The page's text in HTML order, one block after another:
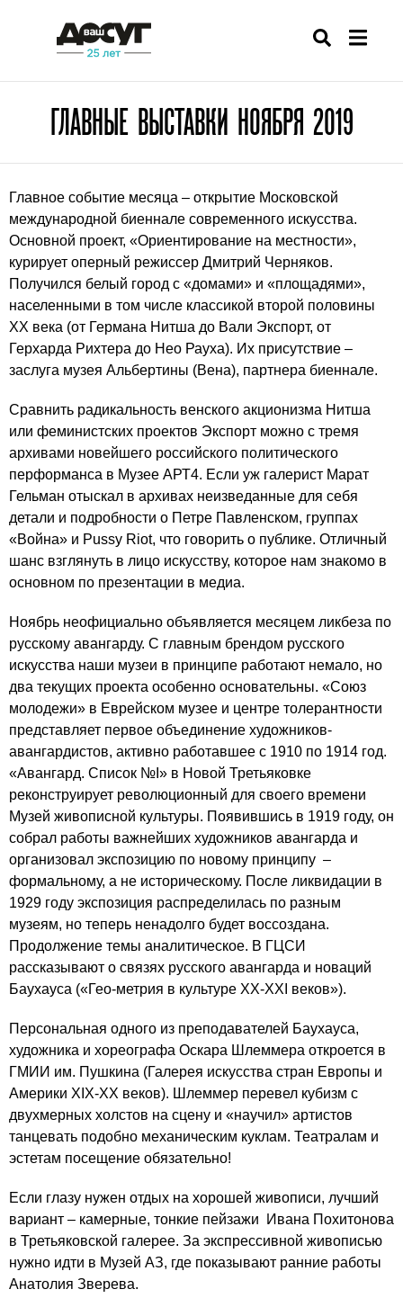
ГЛАВНЫЕ ВЫСТАВКИ НОЯБРЯ 2019
Главное событие месяца – открытие Московской
международной биеннале современного искусства.
Основной проект, «Ориентирование на местности»,
курирует оперный режиссер Дмитрий Черняков.
Получился белый город с «домами» и «площадями»,
населенными в том числе классикой второй половины
XX века (от Германа Нитша до Вали Экспорт, от
Герхарда Рихтера до Нео Рауха). Их присутствие –
заслуга музея Альбертины (Вена), партнера биеннале.
Сравнить радикальность венского акционизма Нитша
или феминистских проектов Экспорт можно с тремя
архивами новейшего российского политического
перформанса в Музее АРТ4. Если уж галерист Марат
Гельман отыскал в архивах неизведанные для себя
детали и подробности о Петре Павленском, группах
«Война» и Pussy Riot, что говорить о публике. Отличный
шанс взглянуть в лицо искусству, которое нам знакомо в
основном по презентации в медиа.
Ноябрь неофициально объявляется месяцем ликбеза по
русскому авангарду. С главным брендом русского
искусства наши музеи в принципе работают немало, но
два текущих проекта особенно основательны. «Союз
молодежи» в Еврейском музее и центре толерантности
представляет первое объединение художников-
авангардистов, активно работавшее с 1910 по 1914 год.
«Авангард. Список №I» в Новой Третьяковке
реконструирует революционный для своего времени
Музей живописной культуры. Появившись в 1919 году, он
собрал работы важнейших художников авангарда и
организовал экспозицию по новому принципу –
формальному, а не историческому. После ликвидации в
1929 году экспозиция распределилась по разным
музеям, но теперь ненадолго будет воссоздана.
Продолжение темы аналитическое. В ГЦСИ
рассказывают о связях русского авангарда и новаций
Баухауса («Гео-метрия в культуре XX-XXI веков»).
Персональная одного из преподавателей Баухауса,
художника и хореографа Оскара Шлеммера откроется в
ГМИИ им. Пушкина (Галерея искусства стран Европы и
Америки XIX-XX веков). Шлеммер перевел кубизм с
двухмерных холстов на сцену и «научил» артистов
танцевать подобно механическим куклам. Театралам и
эстетам посещение обязательно!
Если глазу нужен отдых на хорошей живописи, лучший
вариант – камерные, тонкие пейзажи Ивана Похитонова
в Третьяковской галерее. За экспрессивной живописью
нужно идти в Музей АЗ, где показывают ранние работы
Анатолия Зверева.